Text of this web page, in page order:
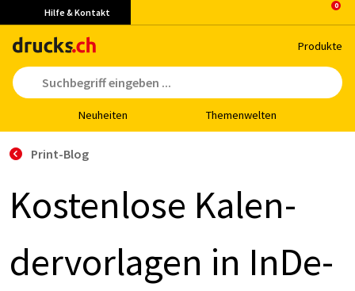
Hilfe & Kontakt
Pro­duk­te
Neu­hei­ten The­men­wel­ten
Print-Blog
Kos­ten­lo­se Ka­len­
der­vor­la­gen in In­De­